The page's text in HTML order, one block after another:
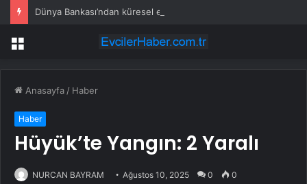
Dünya Bankası’ndan küresel ekonomik kriz uyarısı
Menü
Anasayfa / Haber
Haber
Hüyük’te Yangın: 2 Yaralı
NURCAN BAYRAM Ağustos 10, 2025 0 0